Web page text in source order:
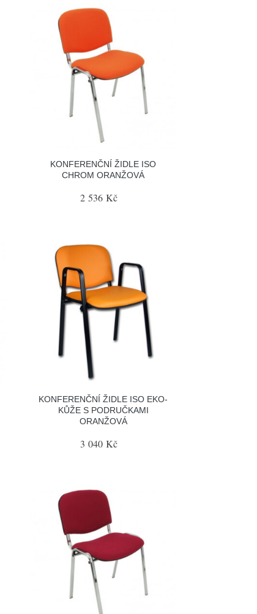
KONFERENČNÍ ŽIDLE ISO
CHROM ORANŽOVÁ
2 536 Kč
KONFERENČNÍ ŽIDLE ISO EKO-
KŮŽE S PODRUČKAMI
ORANŽOVÁ
3 040 Kč